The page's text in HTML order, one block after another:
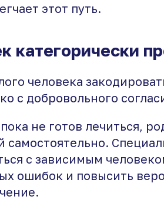
этот путь.
категорически
человека
с добровольного
не готов лечиться,
самостоятельно.
с зависимым
ошибок и повысить